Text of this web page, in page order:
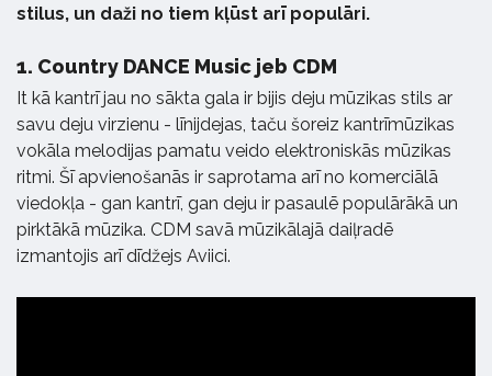
stilus, un daži no tiem kļūst arī populāri.
1. Country DANCE Music jeb CDM
It kā kantrī jau no sākta gala ir bijis deju mūzikas stils ar
savu deju virzienu - līnijdejas, taču šoreiz kantrīmūzikas
vokāla melodijas pamatu veido elektroniskās mūzikas
ritmi. Šī apvienošanās ir saprotama arī no komerciālā
viedokļa - gan kantrī, gan deju ir pasaulē populārākā un
pirktākā mūzika. CDM savā mūzikālajā daiļradē
izmantojis arī dīdžejs Aviici.